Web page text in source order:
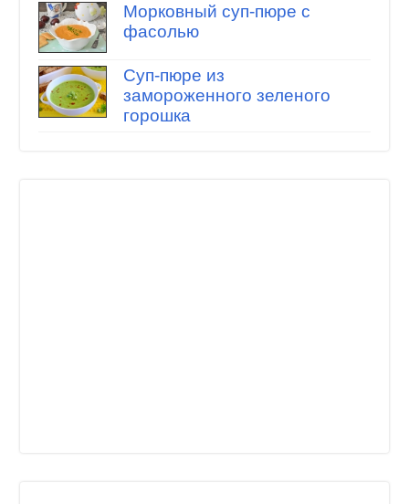
Морковный суп-пюре с
фасолью
Суп-пюре из
замороженного зеленого
горошка